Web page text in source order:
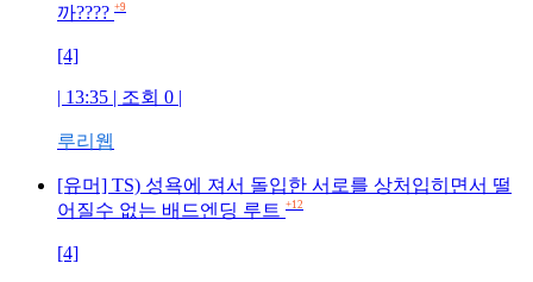
까???? +9
[4]
| 13:35 | 조회 0 |
루리웹
[유머] TS) 성욕에 져서 돌입한 서로를 상처입히면서 떨
어질수 없는 배드엔딩 루트 +12
[4]